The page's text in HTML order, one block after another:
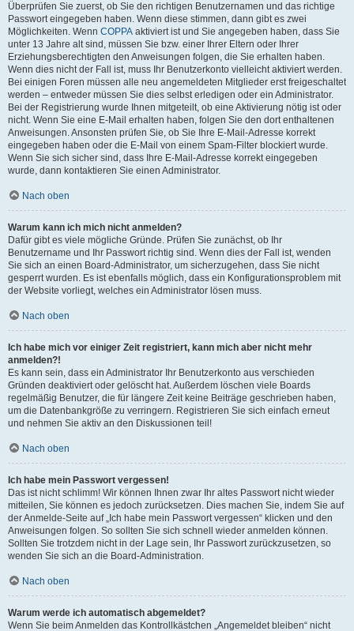
Überprüfen Sie zuerst, ob Sie den richtigen Benutzernamen und das richtige
Passwort eingegeben haben. Wenn diese stimmen, dann gibt es zwei
Möglichkeiten. Wenn COPPA aktiviert ist und Sie angegeben haben, dass Sie
unter 13 Jahre alt sind, müssen Sie bzw. einer Ihrer Eltern oder Ihrer
Erziehungsberechtigten den Anweisungen folgen, die Sie erhalten haben.
Wenn dies nicht der Fall ist, muss Ihr Benutzerkonto vielleicht aktiviert werden.
Bei einigen Foren müssen alle neu angemeldeten Mitglieder erst freigeschaltet
werden – entweder müssen Sie dies selbst erledigen oder ein Administrator.
Bei der Registrierung wurde Ihnen mitgeteilt, ob eine Aktivierung nötig ist oder
nicht. Wenn Sie eine E-Mail erhalten haben, folgen Sie den dort enthaltenen
Anweisungen. Ansonsten prüfen Sie, ob Sie Ihre E-Mail-Adresse korrekt
eingegeben haben oder die E-Mail von einem Spam-Filter blockiert wurde.
Wenn Sie sich sicher sind, dass Ihre E-Mail-Adresse korrekt eingegeben
wurde, dann kontaktieren Sie einen Administrator.
Nach oben
Warum kann ich mich nicht anmelden?
Dafür gibt es viele mögliche Gründe. Prüfen Sie zunächst, ob Ihr
Benutzername und Ihr Passwort richtig sind. Wenn dies der Fall ist, wenden
Sie sich an einen Board-Administrator, um sicherzugehen, dass Sie nicht
gesperrt wurden. Es ist ebenfalls möglich, dass ein Konfigurationsproblem mit
der Website vorliegt, welches ein Administrator lösen muss.
Nach oben
Ich habe mich vor einiger Zeit registriert, kann mich aber nicht mehr
anmelden?!
Es kann sein, dass ein Administrator Ihr Benutzerkonto aus verschieden
Gründen deaktiviert oder gelöscht hat. Außerdem löschen viele Boards
regelmäßig Benutzer, die für längere Zeit keine Beiträge geschrieben haben,
um die Datenbankgröße zu verringern. Registrieren Sie sich einfach erneut
und nehmen Sie aktiv an den Diskussionen teil!
Nach oben
Ich habe mein Passwort vergessen!
Das ist nicht schlimm! Wir können Ihnen zwar Ihr altes Passwort nicht wieder
mitteilen, Sie können es jedoch zurücksetzen. Dies machen Sie, indem Sie auf
der Anmelde-Seite auf „Ich habe mein Passwort vergessen“ klicken und den
Anweisungen folgen. So sollten Sie sich schnell wieder anmelden können.
Sollten Sie trotzdem nicht in der Lage sein, Ihr Passwort zurückzusetzen, so
wenden Sie sich an die Board-Administration.
Nach oben
Warum werde ich automatisch abgemeldet?
Wenn Sie beim Anmelden das Kontrollkästchen „Angemeldet bleiben“ nicht